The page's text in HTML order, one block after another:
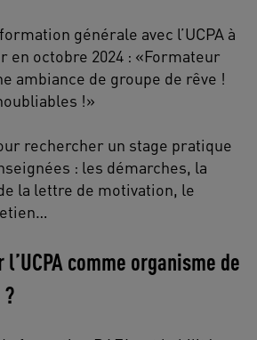
générale avec l’UCPA à
octobre 2024 : «Formateur
ambiance de groupe de rêve !
!»
rechercher un stage pratique
: les démarches, la
la lettre de motivation, le
comme organisme de